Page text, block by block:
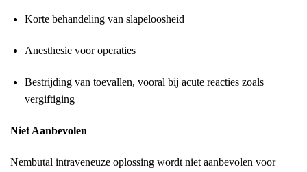
Korte behandeling van slapeloosheid
Anesthesie voor operaties
Bestrijding van toevallen, vooral bij acute reacties zoals
vergiftiging
Niet Aanbevolen
Nembutal intraveneuze oplossing wordt niet aanbevolen voor